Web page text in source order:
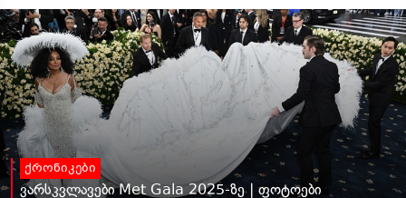
ქრონიკები
ვარსკვლავები Met Gala 2025-ზე | ფოტოები